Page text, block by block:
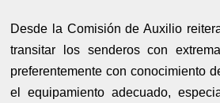
Desde la Comisión de Auxilio
transitar los senderos con
preferentemente con conocimiento
el equipamiento adecuado,